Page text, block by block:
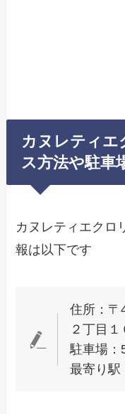
カヌレティエ
ス方法や駐車
カヌレティエクロ
報は以下です
住所：〒
２丁目１
駐車場：
最寄り